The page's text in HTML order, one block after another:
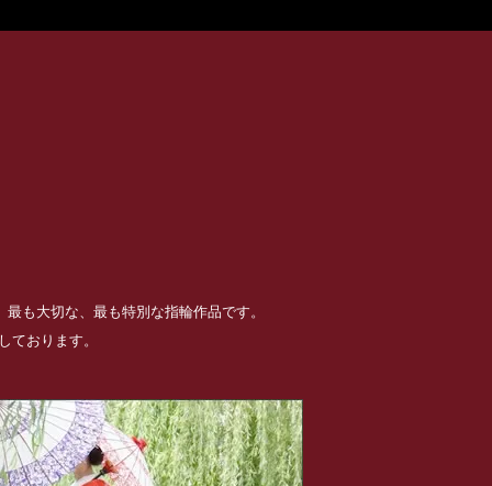
も大切な、最も特別な指輪作品です。
ております。